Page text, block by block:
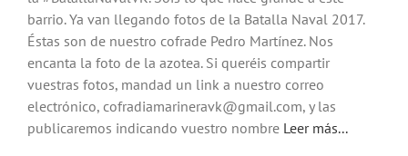
barrio. Ya van llegando fotos de la Batalla Naval 2017.
Éstas son de nuestro cofrade Pedro Martínez. Nos
encanta la foto de la azotea. Si queréis compartir
vuestras fotos, mandad un link a nuestro correo
electrónico, cofradiamarineravk@gmail.com, y las
publicaremos indicando vuestro nombre Leer más...